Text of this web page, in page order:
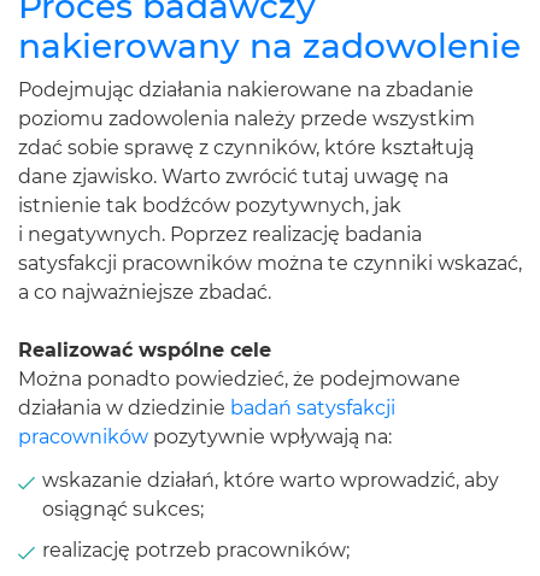
nakierowany na zadowolenie
Podejmując działania nakierowane na zbadanie
poziomu zadowolenia należy przede wszystkim
zdać sobie sprawę z czynników, które kształtują
dane zjawisko. Warto zwrócić tutaj uwagę na
istnienie tak bodźców pozytywnych, jak
i negatywnych. Poprzez realizację badania
satysfakcji pracowników można te czynniki wskazać,
a co najważniejsze zbadać.
Realizować wspólne cele
Można ponadto powiedzieć, że podejmowane
działania w dziedzinie badań satysfakcji
pracowników pozytywnie wpływają na:
wskazanie działań, które warto wprowadzić, aby
osiągnąć sukces;
realizację potrzeb pracowników;